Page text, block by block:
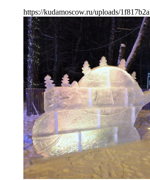
https://kudamoscow.ru/uploads/